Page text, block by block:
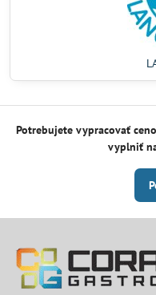
Potrebujete vypracovať
vyplniť